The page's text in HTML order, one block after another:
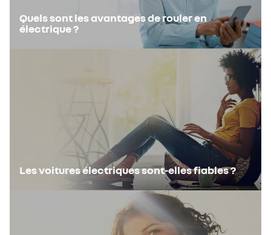
Quels sont les avantages de rouler en
électrique ?
Les voitures électriques sont-elles fiables ?